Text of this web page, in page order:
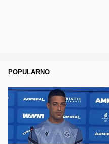
POPULARNO